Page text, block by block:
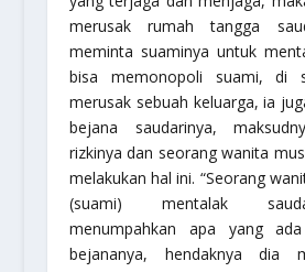
merusak rumah tangga
meminta suaminya untuk
bisa memonopoli suami, di
merusak sebuah keluarga, ia
bejana saudarinya,
rizkinya dan seorang wanita
melakukan hal ini. “Seorang
(suami) mentalak
menumpahkan apa yang
bejananya, hendaknya dia